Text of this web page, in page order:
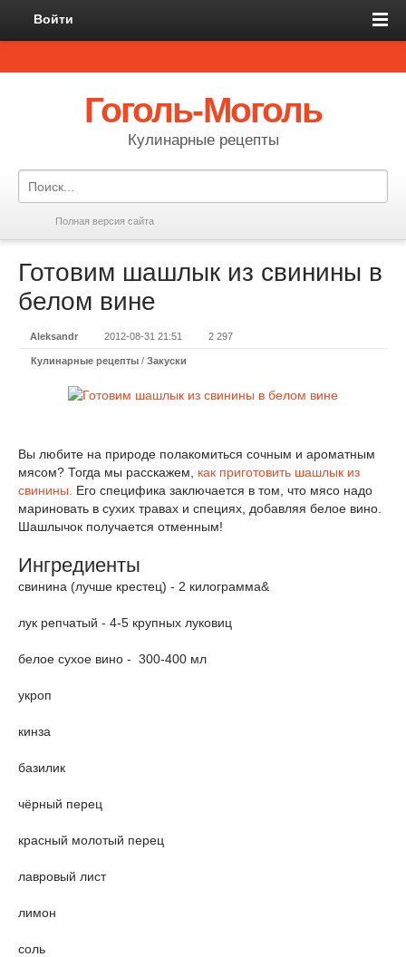
Войти
Гоголь-Моголь
Кулинарные рецепты
Полная версия сайта
Готовим шашлык из свинины в
белом вине
Aleksandr 2012-08-31 21:51 2 297
Кулинарные рецепты / Закуски
Вы любите на природе полакомиться сочным и ароматным
мясом? Тогда мы расскажем, как приготовить шашлык из
свинины.
Его специфика заключается в том, что мясо надо
мариновать в сухих травах и специях, добавляя белое вино.
Шашлычок получается отменным!
Ингредиенты
свинина (лучше крестец) - 2 килограмма&
лук репчатый - 4-5 крупных луковиц
белое сухое вино - 300-400 мл
укроп
кинза
базилик
чёрный перец
красный молотый перец
лавровый лист
лимон
соль